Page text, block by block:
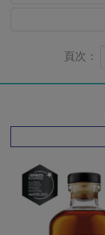
頁次：